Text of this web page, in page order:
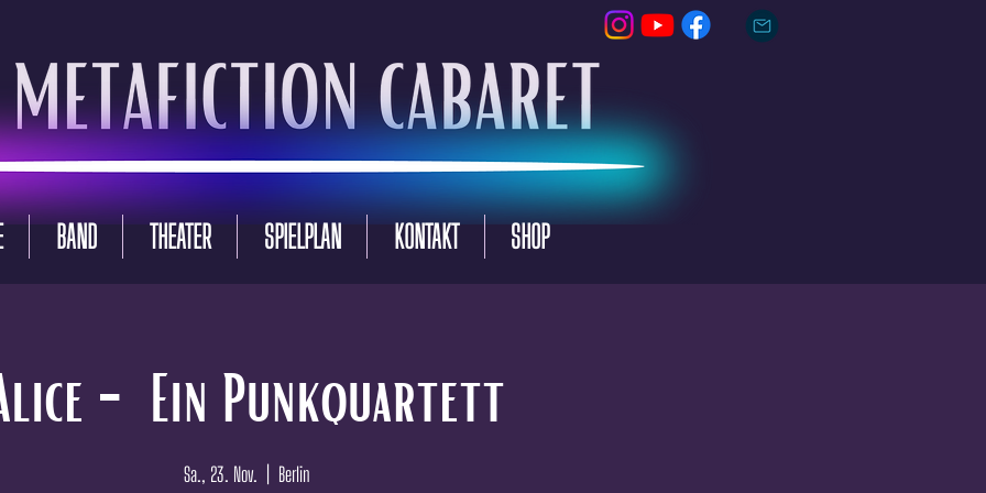
BAND THEATER SPIELPLAN KONTAKT SHOP
- Ein Punkquartett
Sa., 23. Nov. Berlin